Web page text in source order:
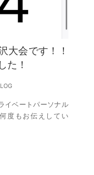
大会です！！
た！
イベートパーソナル
度もお伝えしてい